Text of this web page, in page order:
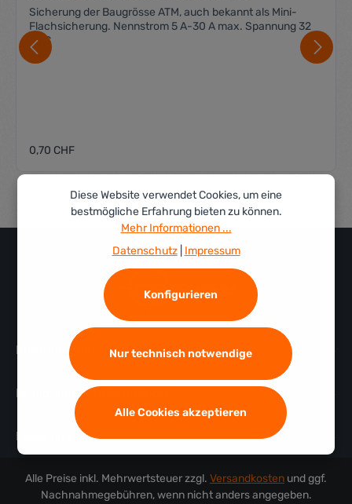
Sicherung der Baugrösse ATM, auch bekannt als Mini-
Flachsicherung. Nennstrom 5 A-30 A max. Spannung 32
VDC
Regulärer Preis:
0,70 CHF
Informationen
Profidurium Custom GmbH
Folge uns
Alle Preise inkl. Mehrwertsteuer zzgl. Versandkosten und ggf.
Nachnahmegebühren, wenn nicht anders angegeben.
Diese Website verwendet Cookies, um eine
bestmögliche Erfahrung bieten zu können.
Mehr Informationen ...
Datenschutz| Impressum
Nur technisch notwendige
Konfigurieren
Alle Cookies akzeptieren